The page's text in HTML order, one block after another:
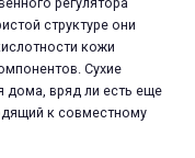
структуре они
кожи
Сухие
дома, вряд ли есть еще
к совместному